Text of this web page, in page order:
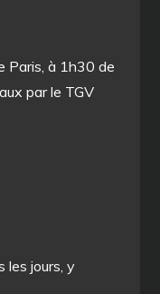
Paris, à 1h30 de
par le TGV
les jours, y